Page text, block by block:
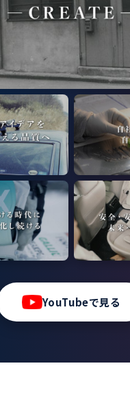
ンスディフュー
2019
ジムニー専用
パット
2017
d'Action 360
YouTubeで見る